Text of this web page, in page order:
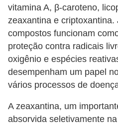
vitamina A, β-caroteno,
zeaxantina e criptoxantina.
compostos funcionam
proteção contra radicais
oxigênio e espécies
desempenham um papel
vários processos de
A zeaxantina, um
absorvida seletivamente